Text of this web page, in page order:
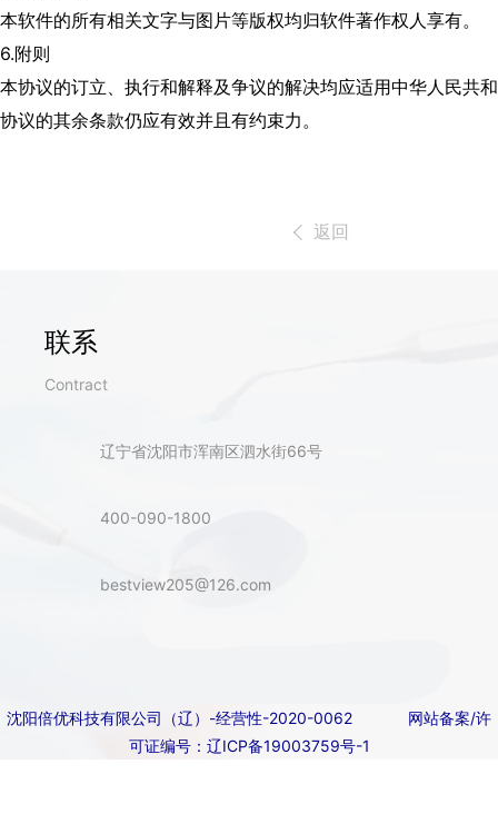
本软件的所有相关文字与图片等版权均归软件著作权人享有。
6.附则
本协议的订立、执行和解释及争议的解决均应适用中华人民共
协议的其余条款仍应有效并且有约束力。
返回
联系
Contract
辽宁省沈阳市浑南区泗水街66号
400-090-1800
bestview205@126.com
沈阳倍优科技有限公司（辽）-经营性-2020-0062
网站备案/许
可证编号：辽ICP备19003759号-1